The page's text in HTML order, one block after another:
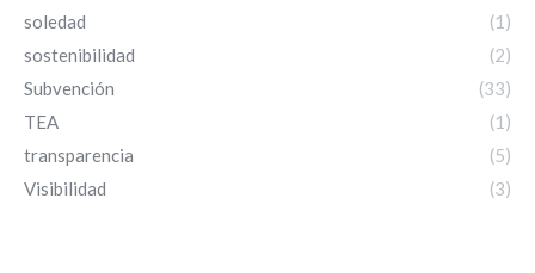
soledad
(1)
sostenibilidad
(2)
Subvención
(33)
TEA
(1)
transparencia
(5)
Visibilidad
(3)